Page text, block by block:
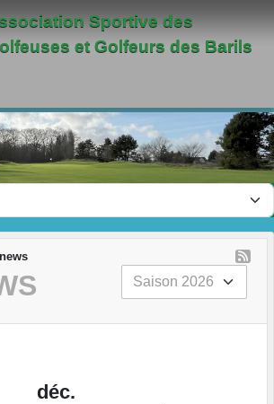
Sportive des
et Golfeurs des Barils
déc.
cookies